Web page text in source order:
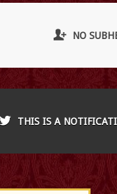
NO
THIS IS A